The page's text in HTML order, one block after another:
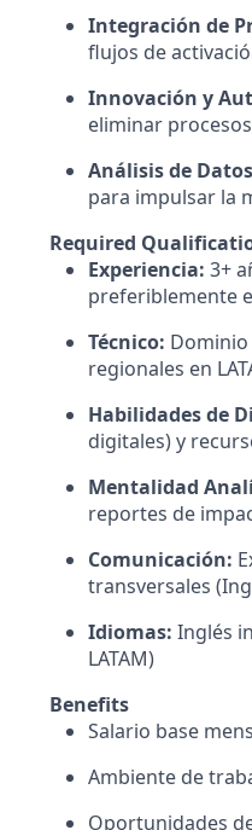
Integración de
flujos de
Innovación y
eliminar
Análisis de
para impulsar la
Required
Experiencia: 3+
preferiblemente
Técnico:
regionales en
Habilidades de
digitales) y
Mentalidad
reportes de
Comunicación:
transversales
Idiomas: Inglés
LATAM)
Benefits
Salario base
Ambiente de
Oportunidades